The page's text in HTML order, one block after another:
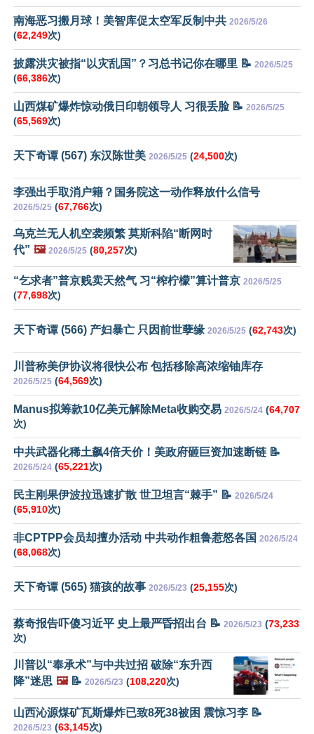
南海恶习搬月球！美智库促太空军反制中共 2026/5/26
(62,249次)
披露洪灾被指“以灾乱国”？习总书记你在哪里 📝 2026/5/25
(66,386次)
山西煤矿爆炸惊动俄日印朝领导人 习很丢脸 📝 2026/5/25
(65,569次)
天下奇谭 (567) 东汉陈世美 2026/5/25 (24,500次)
李强出手取消户籍？国务院这一动作释放什么信号
2026/5/25 (67,766次)
乌克兰无人机空袭频繁 莫斯科陷“断网时
代” 🖼️ 2026/5/25 (80,257次)
“乞求者”普京贱卖天然气 习“榨柠檬”算计普京 2026/5/25
(77,698次)
天下奇谭 (566) 产妇暴亡 只因前世孽缘 2026/5/25 (62,743次)
川普称美伊协议将很快公布 包括移除高浓缩铀库存
2026/5/25 (64,569次)
Manus拟筹款10亿美元解除Meta收购交易 2026/5/24 (64,707
次)
中共武器化稀土飙4倍天价！美政府砸巨资加速断链 📝
2026/5/24 (65,221次)
民主刚果伊波拉迅速扩散 世卫坦言“棘手” 📝 2026/5/24
(65,910次)
非CPTPP会员却擅办活动 中共动作粗鲁惹怒各国 2026/5/24
(68,068次)
天下奇谭 (565) 猫孩的故事 2026/5/23 (25,155次)
蔡奇报告吓傻习近平 史上最严昏招出台 📝 2026/5/23 (73,233
次)
川普以“奉承术”与中共过招 破除“东升西
降”迷思 🖼️📝 2026/5/23 (108,220次)
山西沁源煤矿瓦斯爆炸已致8死38被困 震惊习李 📝
2026/5/23 (63,145次)